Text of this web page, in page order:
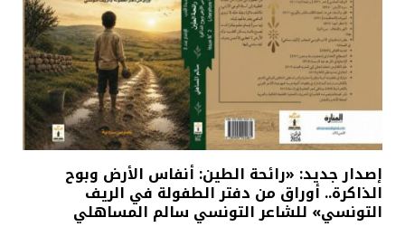
إصدار جديد: «رائحة الطين: أنفاس الأرض وبوح
الذاكرة.. أوراق من دفتر الطفولة في الريف
التونسي» للشاعر التونسي سالم المساهلي